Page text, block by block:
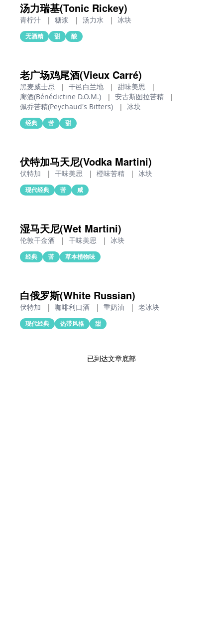
汤力瑞基(Tonic Rickey)
青柠汁 | 糖浆 | 汤力水 | 冰块
无酒精 甜 酸
老广场鸡尾酒(Vieux Carré)
黑麦威士忌 | 干邑白兰地 | 甜味美思
|
廊酒(Bénédictine D.O.M.)
| 安古斯图拉苦精
|
佩乔苦精(Peychaud's Bitters)
| 冰块
经典 苦 甜
伏特加马天尼(Vodka Martini)
伏特加 | 干味美思 | 橙味苦精 | 冰块
现代经典 苦 咸
湿马天尼(Wet Martini)
伦敦干金酒 | 干味美思 | 冰块
经典 苦 草本植物味
白俄罗斯(White Russian)
伏特加 | 咖啡利口酒 | 重奶油 | 老冰块
现代经典 热带风格 甜
已到达文章底部